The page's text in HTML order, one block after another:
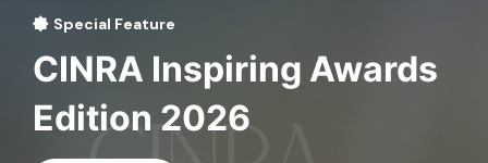
Special Feature
CINRA Inspiring Awards
Edition 2026